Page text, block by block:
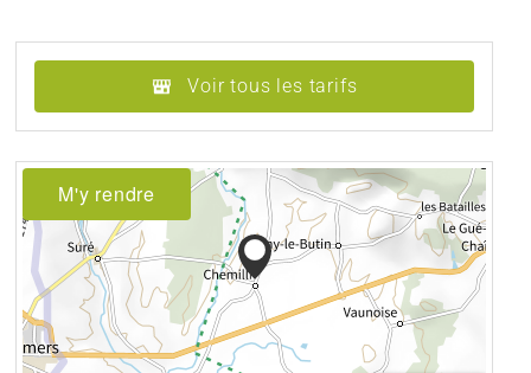
Voir tous les tarifs
M'y rendre